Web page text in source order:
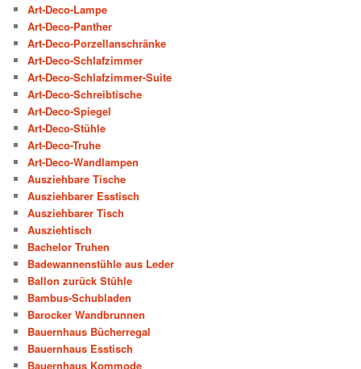
Art-Deco-Lampe
Art-Deco-Panther
Art-Deco-Porzellanschränke
Art-Deco-Schlafzimmer
Art-Deco-Schlafzimmer-Suite
Art-Deco-Schreibtische
Art-Deco-Spiegel
Art-Deco-Stühle
Art-Deco-Truhe
Art-Deco-Wandlampen
Ausziehbare Tische
Ausziehbarer Esstisch
Ausziehbarer Tisch
Ausziehtisch
Bachelor Truhen
Badewannenstühle aus Leder
Ballon zurück Stühle
Bambus-Schubladen
Barocker Wandbrunnen
Bauernhaus Bücherregal
Bauernhaus Esstisch
Bauernhaus Kommode